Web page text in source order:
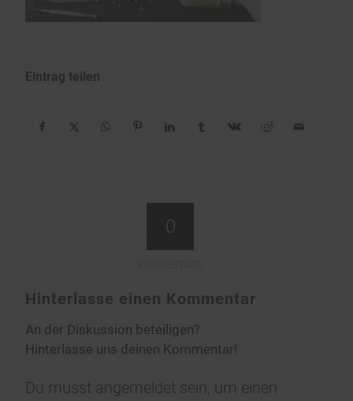
Eintrag teilen
0
Hinterlasse einen Kommentar
An der Diskussion beteiligen?
Hinterlasse uns deinen Kommentar!
Du musst angemeldet sein, um einen